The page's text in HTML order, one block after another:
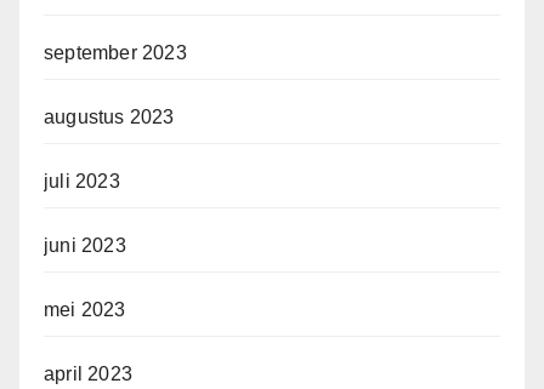
september 2023
augustus 2023
juli 2023
juni 2023
mei 2023
april 2023